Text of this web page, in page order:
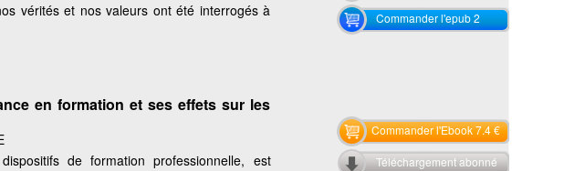
vérités et nos valeurs ont été interrogés à
Commander l'epub 2
en formation et ses effets sur les
de formation professionnelle, est
Commander l'Ebook 7.4 €
Téléchargement abonné